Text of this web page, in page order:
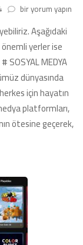
Sosyal
Hesaplarınızı
Hızla
Büyütmenin
Sırları
için
bir yorum yapın
Aşağıdaki
yerler ise
MEDYA
dünyasında
için hayatın
platformları,
ötesine geçerek,